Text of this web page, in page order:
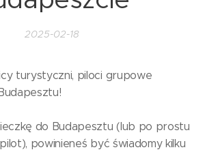
2025-02-18
turystyczni, piloci grupowe
do Budapesztu (lub po prostu
powinieneś być świadomy kilku